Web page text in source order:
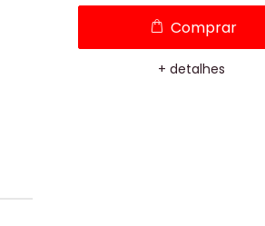
Comprar
+ detalhes